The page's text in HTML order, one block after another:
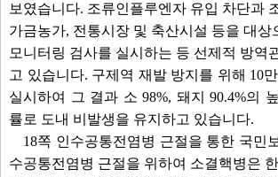
보였습니다. 조류인플루엔자 유입 차단과
가금농가, 전통시장 및 축산시설 등을 대상
모니터링 검사를 실시하는 등 선제적 방역
고 있습니다. 구제역 재발 방지를 위해 10
실시하여 그 결과 소 98%, 돼지 90.4%의
률로 도내 비발생을 유지하고 있습니다.
18쪽 인수공통전염병 근절을 통한 국민
수공통전염병 근절을 위하여 소결핵병은